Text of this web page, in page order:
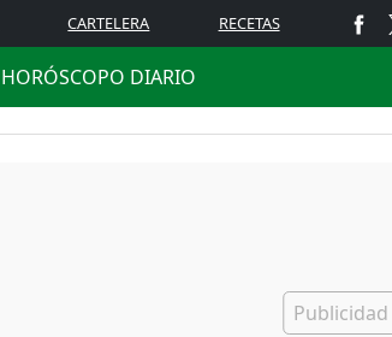
CARTELERA RECETAS
HORÓSCOPO DIARIO